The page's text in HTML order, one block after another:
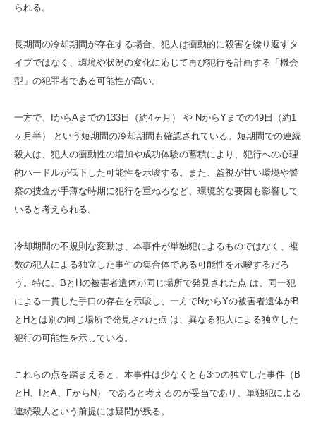
られる。
長期間の冷却期間が存在する場合、犯人は衝動的に殺害を繰り返すタ
イプではなく、環境や状況の変化に応じて再び犯行を計画する「機会
型」の犯罪者である可能性が高い。
一方で、IからAまでの133日（約4ヶ月） や NからYまでの49日（約1
ヶ月半） という短期間の冷却期間も確認されている。短期間での連続
殺人は、犯人の衝動性の増加や成功体験の蓄積により、犯行への心理
的ハードルが低下した可能性を示唆する。また、監視が甘い環境や警
察の捜査が手薄な時期に犯行を重ねるなど、環境的な要因も影響して
いると考えられる。
冷却期間の不規則な変動は、本事件が単独犯によるものではなく、複
数の犯人による独立した事件の集合体である可能性を示唆するだろ
う。特に、BとHの被害者遺体が同じ場所で発見された点 は、同一犯
による一貫した手口の存在を示唆し、一方でNからYの被害者遺体がB
とHとは別の同じ場所で発見された点 は、異なる犯人による独立した
犯行の可能性を示している。
これらの点を踏まえると、本事件は少なくとも3つの独立した事件（B
とH、IとA、FからN） であると考えるのが妥当であり、単独犯による
連続殺人という前提には疑問が残る。